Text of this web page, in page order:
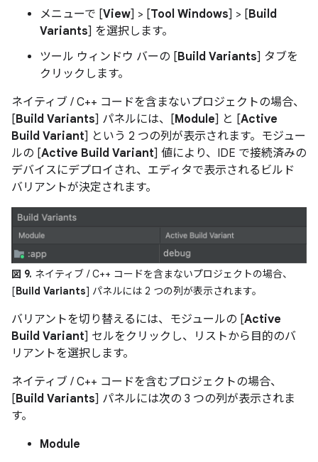
メニューで [View] > [Tool Windows] > [Build
Variants] を選択します。
ツール ウィンドウ バーの [Build Variants] タブを
クリックします。
ネイティブ / C++ コードを含まないプロジェクトの場合、
[Build Variants] パネルには、[Module] と [Active
Build Variant] という 2 つの列が表示されます。モジュー
ルの [Active Build Variant] 値により、IDE で接続済みの
デバイスにデプロイされ、エディタで表示されるビルド
バリアントが決定されます。
図 9. ネイティブ / C++ コードを含まないプロジェクトの場合、
[Build Variants] パネルには 2 つの列が表示されます。
バリアントを切り替えるには、モジュールの [Active
Build Variant] セルをクリックし、リストから目的のバ
リアントを選択します。
ネイティブ / C++ コードを含むプロジェクトの場合、
[Build Variants] パネルには次の 3 つの列が表示されま
す。
Module